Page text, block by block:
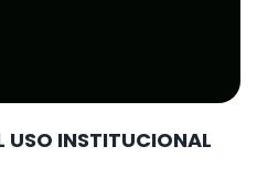
USO INSTITUCIONAL